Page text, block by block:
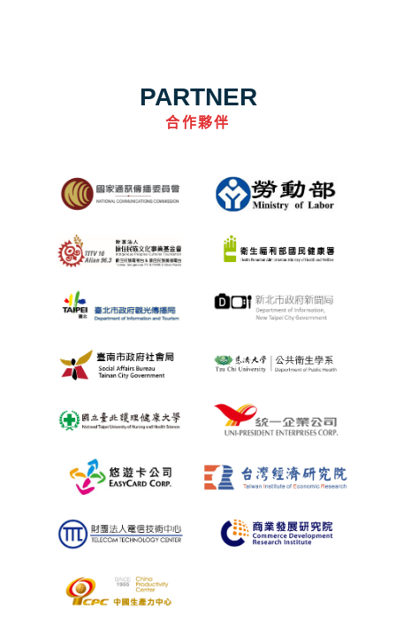
PARTNER
合作夥伴